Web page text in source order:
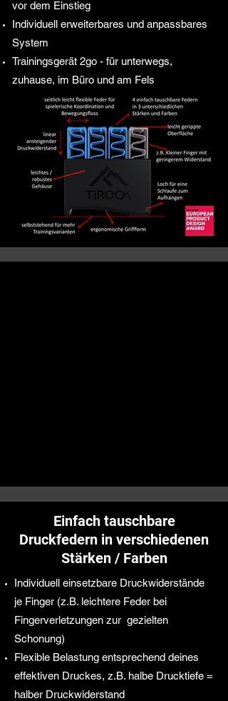
vor dem Einstieg
Individuell erweiterbares und anpassbares
System
​Trainingsgerät 2go - für unterwegs,
zuhause, im Büro und am Fels
Einfach tauschbare
Druckfedern in verschiedenen
Stärken / Farben
Individuell einsetzbare Druckwiderstände
je Finger (z.B. leichtere Feder bei
Fingerverletzungen zur gezielten
Schonung)
Flexible Belastung entsprechend deines
effektiven Druckes, z.B. halbe Drucktiefe =
halber Druckwiderstand​